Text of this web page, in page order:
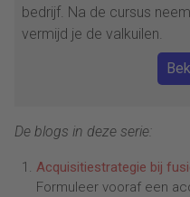
bedrijf. Na de cursus
vermijd je de valkuilen.
De blogs in deze serie:
Acquisitiestrategie bij
Formuleer vooraf een